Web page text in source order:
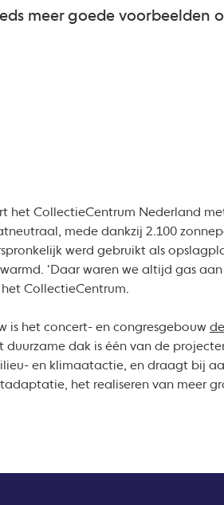
meer goede voorbeelden
het CollectieCentrum Nederland
mede dankzij 2.100
werd gebruikt als
‘Daar waren we altijd gas aan
CollectieCentrum.
is het concert- en congresgebouw
dak is één van de
en klimaatactie, en draagt bij
het realiseren van meer